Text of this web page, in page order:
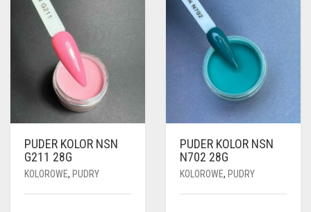
PUDER KOLOR NSN
G211 28G
KOLOROWE, PUDRY
PUDER KOLOR NSN
N702 28G
KOLOROWE, PUDRY